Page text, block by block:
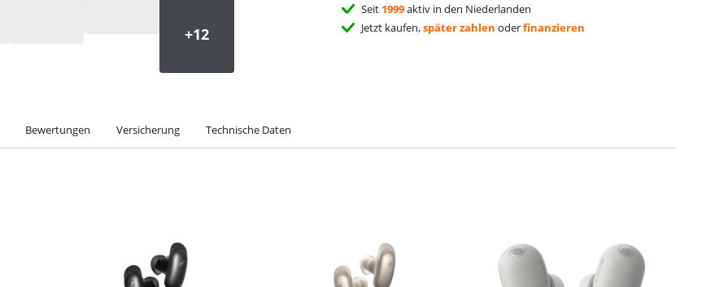
Seit 1999aktiv in den Niederlanden
Jetzt kaufen,später zahlen oderfinanzieren
Bewertungen Versicherung Technische Daten